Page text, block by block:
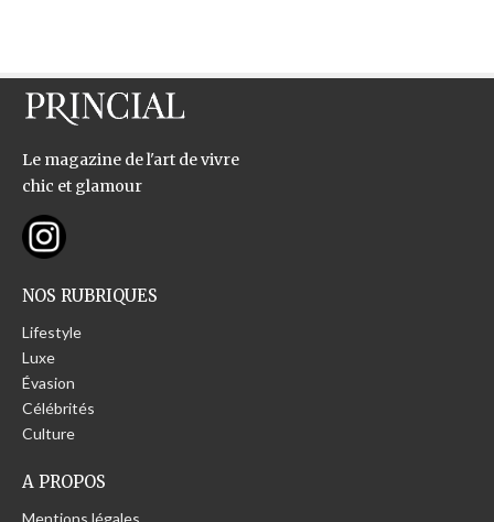
Le magazine de l'art de vivre
chic et glamour
NOS RUBRIQUES
Lifestyle
Luxe
Évasion
Célébrités
Culture
A PROPOS
Mentions légales